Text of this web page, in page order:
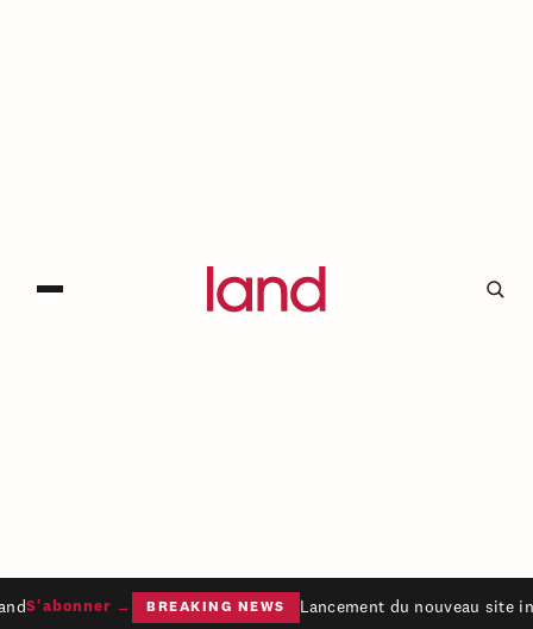
S'abonner → BREAKING NEWS Lancement du nouveau site